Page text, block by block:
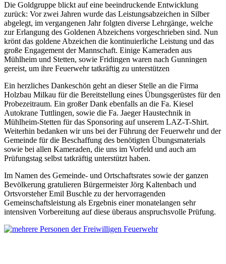
Die Goldgruppe blickt auf eine beeindruckende Entwicklung
zurück: Vor zwei Jahren wurde das Leistungsabzeichen in Silber
abgelegt, im vergangenen Jahr folgten diverse Lehrgänge, welche
zur Erlangung des Goldenen Abzeichens vorgeschrieben sind. Nun
krönt das goldene Abzeichen die kontinuierliche Leistung und das
große Engagement der Mannschaft. Einige Kameraden aus
Mühlheim und Stetten, sowie Fridingen waren nach Gunningen
gereist, um ihre Feuerwehr tatkräftig zu unterstützen
Ein herzliches Dankeschön geht an dieser Stelle an die Firma
Holzbau Milkau für die Bereitstellung eines Übungsgerüstes für den
Probezeitraum. Ein großer Dank ebenfalls an die Fa. Kiesel
Autokrane Tuttlingen, sowie die Fa. Jaeger Haustechnik in
Mühlheim-Stetten für das Sponsoring auf unserem LAZ-T-Shirt.
Weiterhin bedanken wir uns bei der Führung der Feuerwehr und der
Gemeinde für die Beschaffung des benötigten Übungsmaterials
sowie bei allen Kameraden, die uns im Vorfeld und auch am
Prüfungstag selbst tatkräftig unterstützt haben.
Im Namen des Gemeinde- und Ortschaftsrates sowie der ganzen
Bevölkerung gratulieren Bürgermeister Jörg Kaltenbach und
Ortsvorsteher Emil Buschle zu der hervorragenden
Gemeinschaftsleistung als Ergebnis einer monatelangen sehr
intensiven Vorbereitung auf diese überaus anspruchsvolle Prüfung.